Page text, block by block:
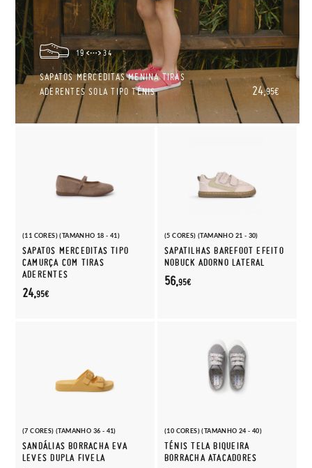
19 34
SAPATOS MERCEDITAS MENINA TIRAS
ADERENTES SOLA TIPO TÉNIS
24,95€
(11 CORES) (TAMANHO 18 - 41)
SAPATOS MERCEDITAS TIPO
CAMURÇA COM TIRAS
ADERENTES
24,95€
(5 CORES) (TAMANHO 21 - 30)
SAPATILHAS BAREFOOT EFEITO
NOBUCK ADORNO LATERAL
56,95€
(7 CORES) (TAMANHO 36 - 41)
SANDÁLIAS BORRACHA EVA
LEVES DUPLA FIVELA
(10 CORES) (TAMANHO 24 - 40)
TÉNIS TELA BIQUEIRA
BORRACHA ATACADORES